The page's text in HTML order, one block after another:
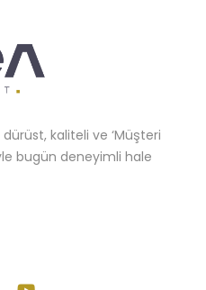
dürüst, kaliteli ve ‘Müşteri
bugün deneyimli hale